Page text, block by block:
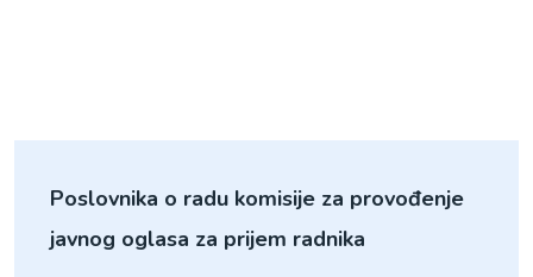
Poslovnika o radu komisije za provođenje
javnog oglasa za prijem radnika